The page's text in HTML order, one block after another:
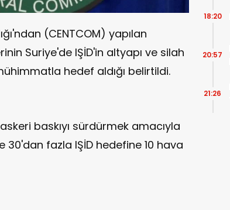
(CENTCOM) yapılan
Suriye'de IŞİD'in altyapı ve silah
hedef aldığı belirtildi.
baskıyı sürdürmek amacıyla
fazla IŞİD hedefine 10 hava
18:20
20:57
21:26